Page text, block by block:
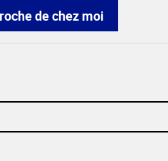
de chez moi